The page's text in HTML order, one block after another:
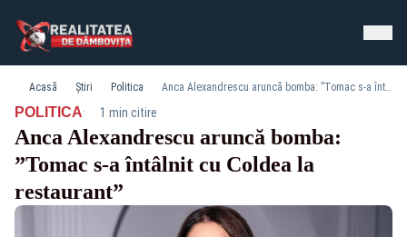
Acasă Știri Politica Anca Alexandrescu aruncă bomba: ”Tomac s-a întâlnit cu Coldea la restaurant”
POLITICA· 1 min citire
Anca Alexandrescu aruncă bomba:
”Tomac s-a întâlnit cu Coldea la
restaurant”